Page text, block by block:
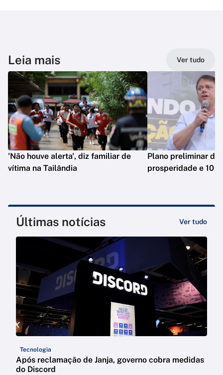
Leia mais Ver tudo
'Não houve alerta', diz familiar de
vítima na Tailândia
Plano preliminar de
prosperidade e 10
Últimas notícias Ver tudo
Tecnologia
Após reclamação de Janja, governo cobra medidas
do Discord